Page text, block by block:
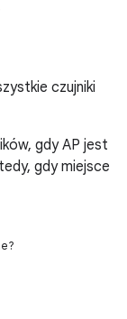
czujniki
gdy AP jest
gdy miejsce